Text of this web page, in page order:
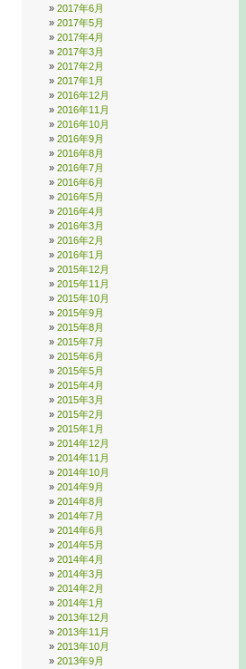
2017年6月
2017年5月
2017年4月
2017年3月
2017年2月
2017年1月
2016年12月
2016年11月
2016年10月
2016年9月
2016年8月
2016年7月
2016年6月
2016年5月
2016年4月
2016年3月
2016年2月
2016年1月
2015年12月
2015年11月
2015年10月
2015年9月
2015年8月
2015年7月
2015年6月
2015年5月
2015年4月
2015年3月
2015年2月
2015年1月
2014年12月
2014年11月
2014年10月
2014年9月
2014年8月
2014年7月
2014年6月
2014年5月
2014年4月
2014年3月
2014年2月
2014年1月
2013年12月
2013年11月
2013年10月
2013年9月